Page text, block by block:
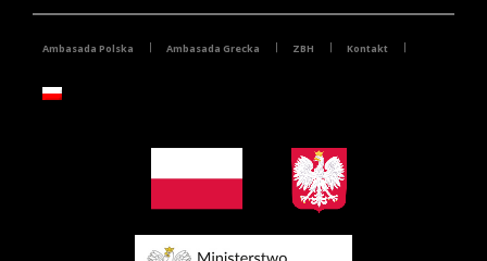
Ambasada Polska Ambasada Grecka ZBH Kontakt